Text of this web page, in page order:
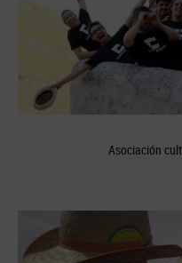
Asociación